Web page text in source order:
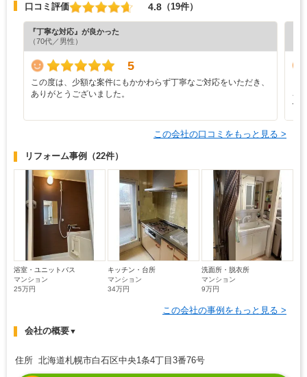
口コミ評価 4.8 （19件）
『丁寧な対応』が良かった
（70代／男性）
5
この度は、少額な案件にもかかわらず丁寧なご対応をいただき、
ありがとうございました。
ろ
て
この会社の口コミをもっと見る >
リフォーム事例 （22件）
浴室・ユニットバス
マンション
25万円
キッチン・台所
マンション
34万円
洗面所・脱衣所
マンション
9万円
この会社の事例をもっと見る >
会社の概要▼
住所 北海道札幌市白石区中央1条4丁目3番76号